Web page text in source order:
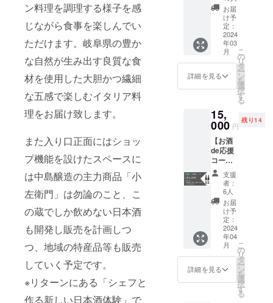
ン料理を調理する様子を感
じながら食事を楽しんでい
ただけます。岐阜県の豊か
な自然が生み出す良質な食
材を使用した大胆かつ繊細
な五感で楽しむイタリア料
理をお届け致します。
また入り口正面にはショッ
プ機能を設けたスペースに
は中島醸造の主力商品「小
左衛門」は勿論のこと、こ
の蔵でしか飲めない日本酒
も開発し販売を計画しつ
つ、地域の特産品等も販売
していく予定です。
※リターンにある「シェフと
作る新しい日本酒体験」で
う土や水、
気候や地形
や文化を理
解し、その
土地の食材
を活かすイ
タリア料理
ました。
今回、中島
醸造様との
ご縁をいた
だき、その
歴史が詰
まった場所
で自身の経
験を活かし
て岐阜県を
タリア料理
メール
にて配
布しま
す。※レ
ストラ
ン、カ
フェ双
方で使
なりま
す。 ※
有効期
限：
2024.4.
1〜
2025.4.
1（1年
間有
効）
メール
+割引
券】 プ
ロジェ
クトを
応援し
た頂い
た方
に、お
礼の
と新規
店舗で
使える
割引
クーポ
ン券
（3,000
円割
引）を
メール
にて配
布しま
す。※レ
ストラ
ン、カ
フェ双
方で使
お届
け予
定：
2024
年03
月
詳細を見る
こ
の
リ
タ
ー
ン
を
選
択
す
る
15,
000 円
残り14
【お酒
de応援
コー
ス】 中
島醸造
の日本
酒「小
左衛門
（720m
l）：2
本」を
感謝の
手紙を
添えて
お届け
しま
支援
者：
6人
お届
け予
定：
2024
年04
月
詳細を見る
こ
の
リ
タ
ー
ン
を
選
択
す
る